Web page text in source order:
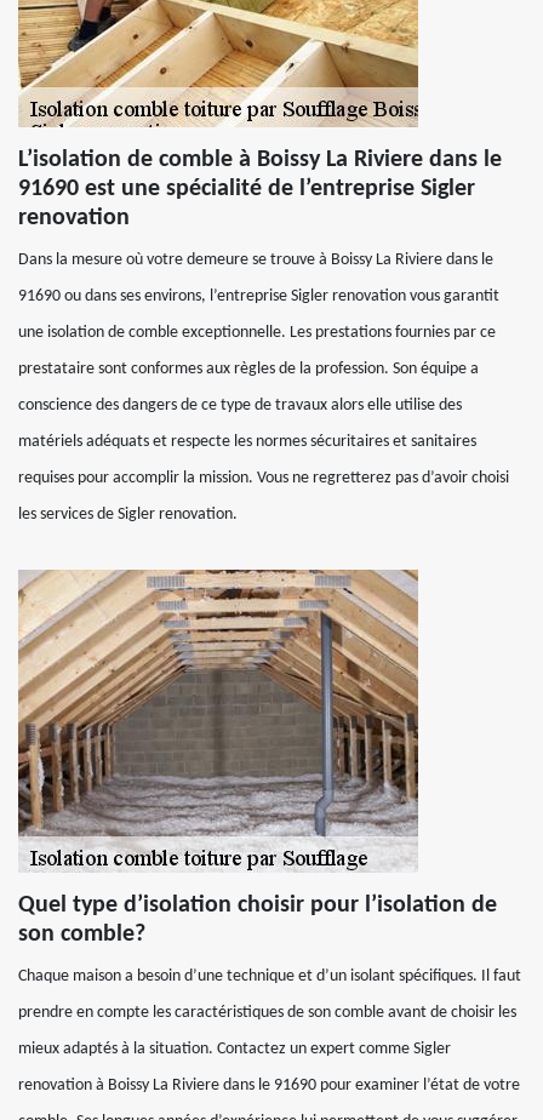
L’isolation de comble à Boissy La Riviere dans le
91690 est une spécialité de l’entreprise Sigler
renovation
Dans la mesure où votre demeure se trouve à Boissy La Riviere dans le
91690 ou dans ses environs, l’entreprise Sigler renovation vous garantit
une isolation de comble exceptionnelle. Les prestations fournies par ce
prestataire sont conformes aux règles de la profession. Son équipe a
conscience des dangers de ce type de travaux alors elle utilise des
matériels adéquats et respecte les normes sécuritaires et sanitaires
requises pour accomplir la mission. Vous ne regretterez pas d’avoir choisi
les services de Sigler renovation.
Quel type d’isolation choisir pour l’isolation de
son comble?
Chaque maison a besoin d’une technique et d’un isolant spécifiques. Il faut
prendre en compte les caractéristiques de son comble avant de choisir les
mieux adaptés à la situation. Contactez un expert comme Sigler
renovation à Boissy La Riviere dans le 91690 pour examiner l’état de votre